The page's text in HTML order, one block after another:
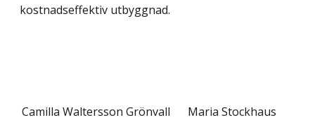
kostnadseffektiv utbyggnad.
Camilla Waltersson Grönvall
Maria Stockhaus